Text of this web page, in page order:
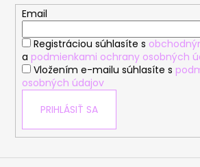
Email
Registráciou súhlasíte s
a podmienkami ochrany osobných
Vložením e-mailu súhlasíte s
osobných údajov
PRIHLÁSIŤ SA